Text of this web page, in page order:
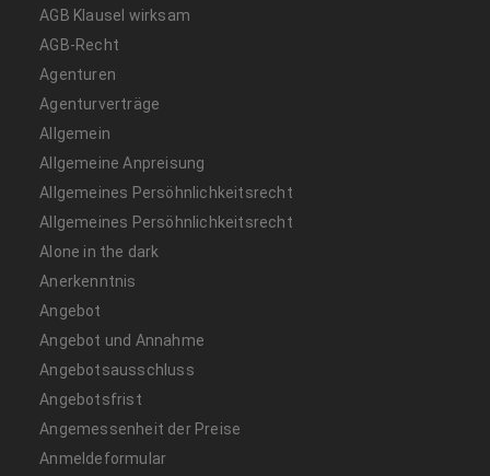
AGB Klausel wirksam
AGB-Recht
Agenturen
Agenturverträge
Allgemein
Allgemeine Anpreisung
Allgemeines Persöhnlichkeitsrecht
Allgemeines Persöhnlichkeitsrecht
Alone in the dark
Anerkenntnis
Angebot
Angebot und Annahme
Angebotsausschluss
Angebotsfrist
Angemessenheit der Preise
Anmeldeformular